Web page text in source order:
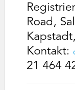
Road,
Kontakt:
21 464